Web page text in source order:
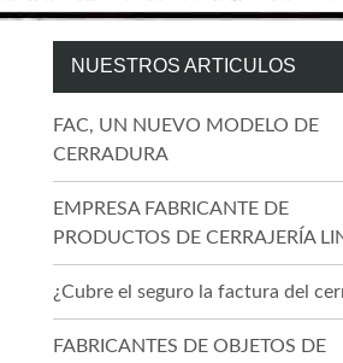
NUESTROS ARTICULOS
FAC, UN NUEVO MODELO DE
CERRADURA
EMPRESA FABRICANTE DE
PRODUCTOS DE CERRAJERÍA
¿Cubre el seguro la factura del
FABRICANTES DE OBJETOS DE